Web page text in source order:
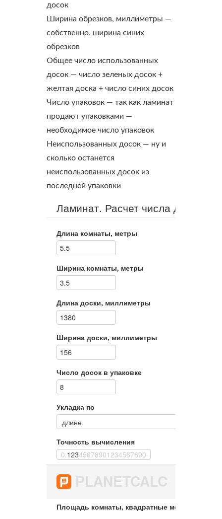
досок
Ширина обрезков, миллиметры —
собственно, ширина синих
обрезков
Общее число использованных
досок — число зеленых досок +
желтая доска + число синих досок
Число упаковок — так как ламинат
продают упаковками —
необходимое число упаковок
Неиспользованных досок — ну и
сколько останется
неиспользованных досок из
последней упаковки